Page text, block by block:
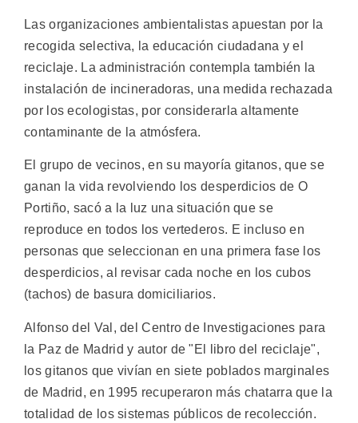
Las organizaciones ambientalistas apuestan por la
recogida selectiva, la educación ciudadana y el
reciclaje. La administración contempla también la
instalación de incineradoras, una medida rechazada
por los ecologistas, por considerarla altamente
contaminante de la atmósfera.
El grupo de vecinos, en su mayoría gitanos, que se
ganan la vida revolviendo los desperdicios de O
Portiño, sacó a la luz una situación que se
reproduce en todos los vertederos. E incluso en
personas que seleccionan en una primera fase los
desperdicios, al revisar cada noche en los cubos
(tachos) de basura domiciliarios.
Alfonso del Val, del Centro de Investigaciones para
la Paz de Madrid y autor de "El libro del reciclaje",
los gitanos que vivían en siete poblados marginales
de Madrid, en 1995 recuperaron más chatarra que la
totalidad de los sistemas públicos de recolección.